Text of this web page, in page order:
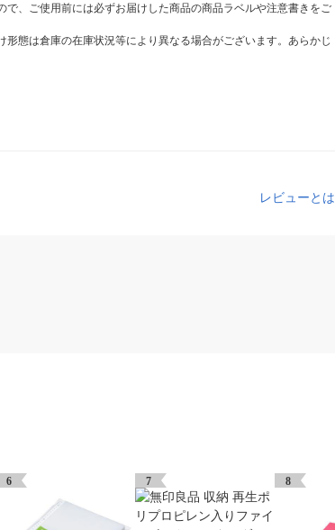
、ご使用前には必ずお届けした商品の商品ラベルや注意書きをご
態は倉庫の在庫状況等により異なる場合がございます。あらかじ
レビューとは
6 7 8